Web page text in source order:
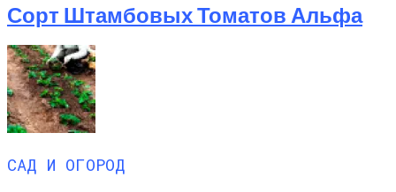
Сорт Штамбовых Томатов Альфа
САД И ОГОРОД